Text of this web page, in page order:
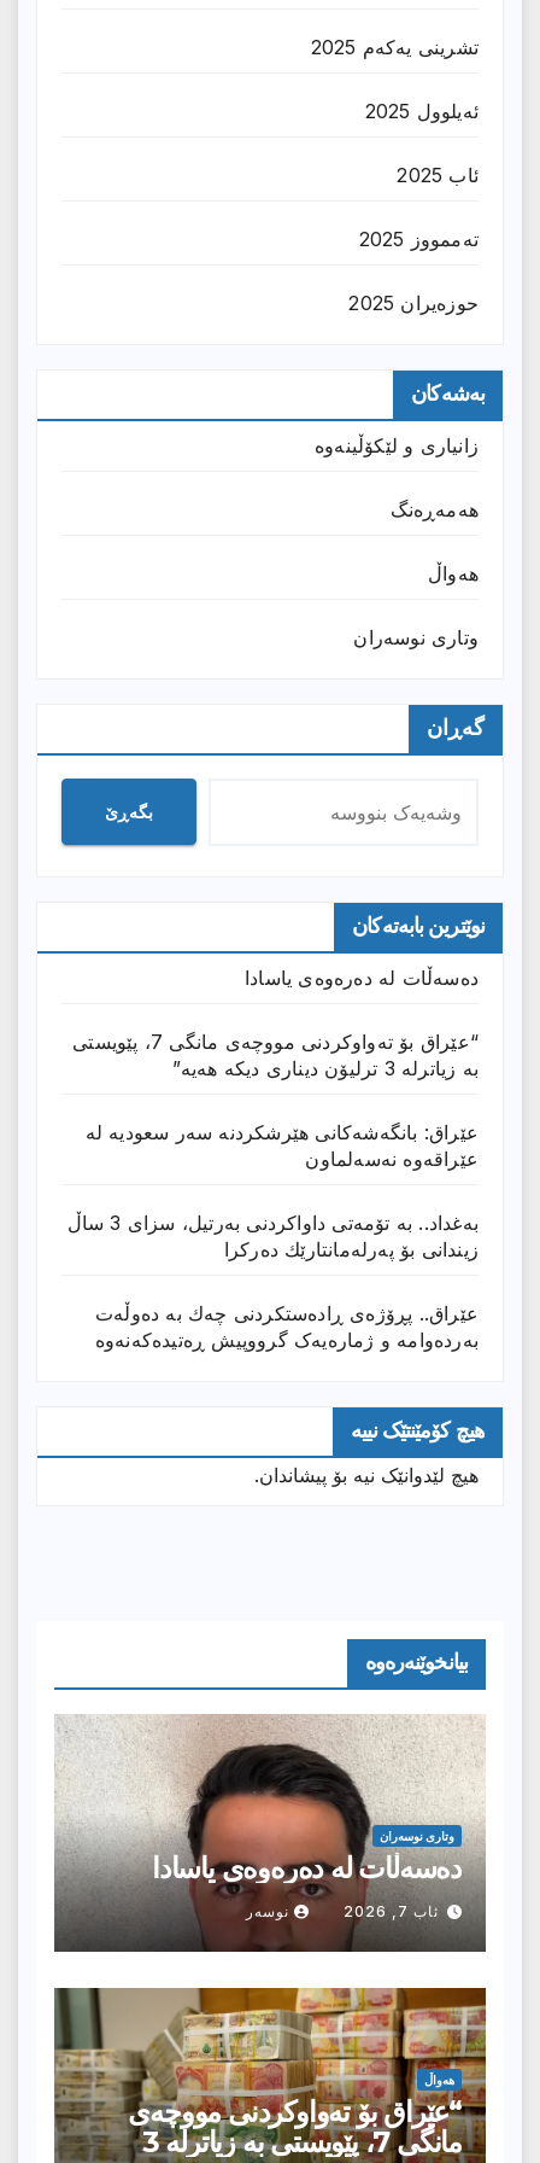
تشرینی یەکەم 2025
ئەیلوول 2025
ئاب 2025
تەممووز 2025
حوزه‌یران 2025
بەشەکان
زانیارى و لێکۆڵینەوە
هەمەڕەنگ
هەواڵ
وتارى نوسەران
گەڕان
بگەڕێ
نوێترین بابەتەکان
دەسەڵات لە دەرەوەی یاسادا
“عێراق بۆ تەواوکردنی مووچەی مانگى 7، پێویستی
بە زیاترلە 3 ترلیۆن دیناری دیکە هەیە”
عێراق: بانگەشەكانی هێرشكردنە سەر سعودیە لە
عێراقەوە نەسەلماون
بەغداد.. بە تۆمەتی داواكردنی بەرتیل، سزای 3 ساڵ
زیندانی بۆ پەرلەمانتارێك دەركرا
عێراق.. پڕۆژەی ڕادەستكردنی چەك بە دەوڵەت
بەردەوامە و ژمارەیەک گرووپیش ڕەتیدەکەنەوە
هیچ کۆمێنتێک نییە
هیچ لێدوانێک نیە بۆ پیشاندان.
بیانخوێنەرەوە
وتارى نوسەران
دەسەڵات لە دەرەوەی یاسادا
ئاب 7, 2026 نوسەر
هەواڵ
“عێراق بۆ تەواوکردنی مووچەی
مانگى 7، پێویستی بە زیاترلە 3